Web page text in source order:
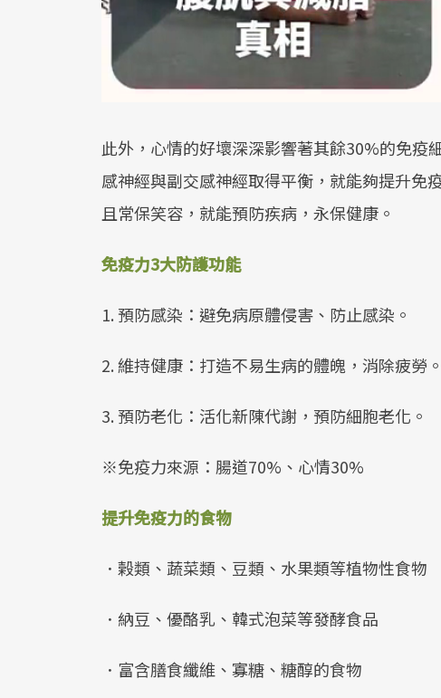
此外，心情的好壞深深影響著其餘30%的免疫
感神經與副交感神經取得平衡，就能夠提升免
且常保笑容，就能預防疾病，永保健康。
免疫力3大防護功能
1. 預防感染：避免病原體侵害、防止感染。
2. 維持健康：打造不易生病的體魄，消除疲勞。
3. 預防老化：活化新陳代謝，預防細胞老化。
※免疫力來源：腸道70%、心情30%
提升免疫力的食物
．榖類、蔬菜類、豆類、水果類等植物性食物
．納豆、優酪乳、韓式泡菜等發酵食品
．富含膳食纖維、寡糖、糖醇的食物